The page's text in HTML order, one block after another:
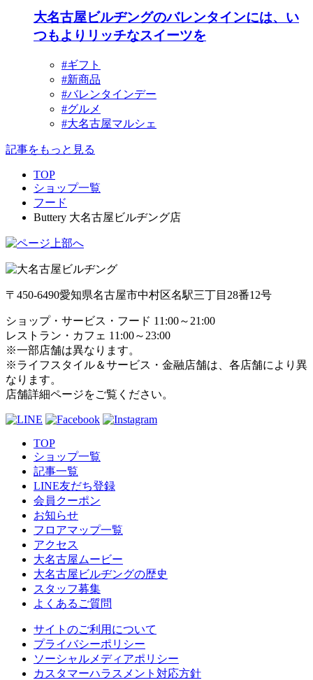
大名古屋ビルヂングのバレンタインには、い
つもよりリッチなスイーツを
#ギフト
#新商品
#バレンタインデー
#グルメ
#大名古屋マルシェ
記事をもっと見る
TOP
ショップ一覧
フード
Buttery 大名古屋ビルヂング店
〒450-6490愛知県名古屋市中村区名駅三丁目28番12号
ショップ・サービス・フード 11:00～21:00
レストラン・カフェ 11:00～23:00
※一部店舗は異なります。
※ライフスタイル＆サービス・金融店舗は、各店舗により異
なります。
店舗詳細ページをご覧ください。
TOP
ショップ一覧
記事一覧
LINE友だち登録
会員クーポン
お知らせ
フロアマップ一覧
アクセス
大名古屋ムービー
大名古屋ビルヂングの歴史
スタッフ募集
よくあるご質問
サイトのご利用について
プライバシーポリシー
ソーシャルメディアポリシー
カスタマーハラスメント対応方針